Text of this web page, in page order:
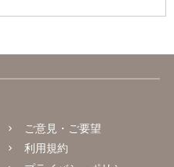
ご意見・ご要望
利用規約